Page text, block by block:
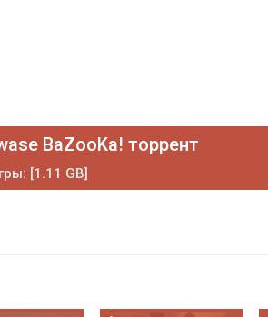
BaZooKa! торрент
[1.11 GB]